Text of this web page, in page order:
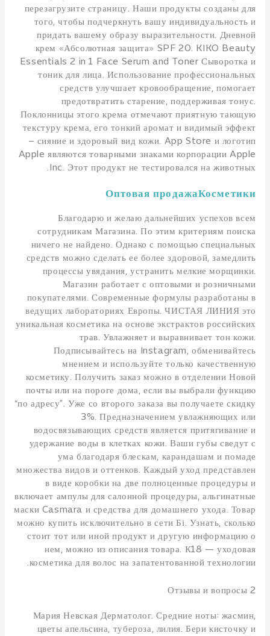
перезагрузите страницу. Наши продукты созданы для
того, чтобы подчеркнуть вашу индивидуальность и
придать вашему образу выразительности. Дневной
крем «Абсолютная защита» SPF 20. KIKO Beauty
Essentials 2 in 1 Face Serum and Toner Сыворотка и
тоник для лица. Использование профессиональных
средств улучшает кровообращение, помогает
предотвратить старение, поддерживая тонус.
Поклонницы этого крема отмечают приятную тающую
текстуру крема, его тонкий аромат и видимый эффект
– сияние и здоровый вид кожи. App Store и логотип
Apple являются товарными знаками корпорации Apple
Inc. Этот продукт не тестировался на животных.
Оптовая продажаКосметики
Благодарю и желаю дальнейших успехов всем
сотрудникам Магазина. По этим критериям поиска
ничего не найдено. Однако с помощью специальных
средств можно сделать ее более здоровой, замедлить
процессы увядания, устранить мелкие морщинки.
Магазин работает с оптовыми и розничными
покупателями. Современные формулы разработаны в
ведущих лабораториях Европы. ЧИСТАЯ ЛИНИЯ это
уникальная косметика на основе экстрактов российских
трав. Увлажняет и выравнивает тон кожи.
Подписывайтесь на Instagram, обменивайтесь
мнением и используйте только качественную
косметику. Получить заказ можно в отделении Новой
почты или на пороге дома, если вы выбрали функцию
“по адресу”. Уже со второго заказа вы получаете скидку
3%. Предназначением увлажняющих или
водосвязывающих средств является притягивание и
удержание воды в клетках кожи. Ваши губы сведут с
ума благодаря блескам, карандашам и помаде
множества видов и оттенков. Каждый уход представлен
в виде коробки на две полноценные процедуры и
включает ампулы для салонной процедуры, альгинатные
маски Casmara и средства для домашнего ухода. Товар
можно купить исключительно в сети Бі. Узнать, сколько
стоит тот или иной продукт и другую информацию о
нем, можно из описания товара. К18 — уходовая
косметика для волос на запатентованной технологии.
Отзывы и вопросы 2
Мария Невская Дерматолог. Средние ноты: жасмин,
цветы апельсина, тубероза, лилия. Бери кисточку и